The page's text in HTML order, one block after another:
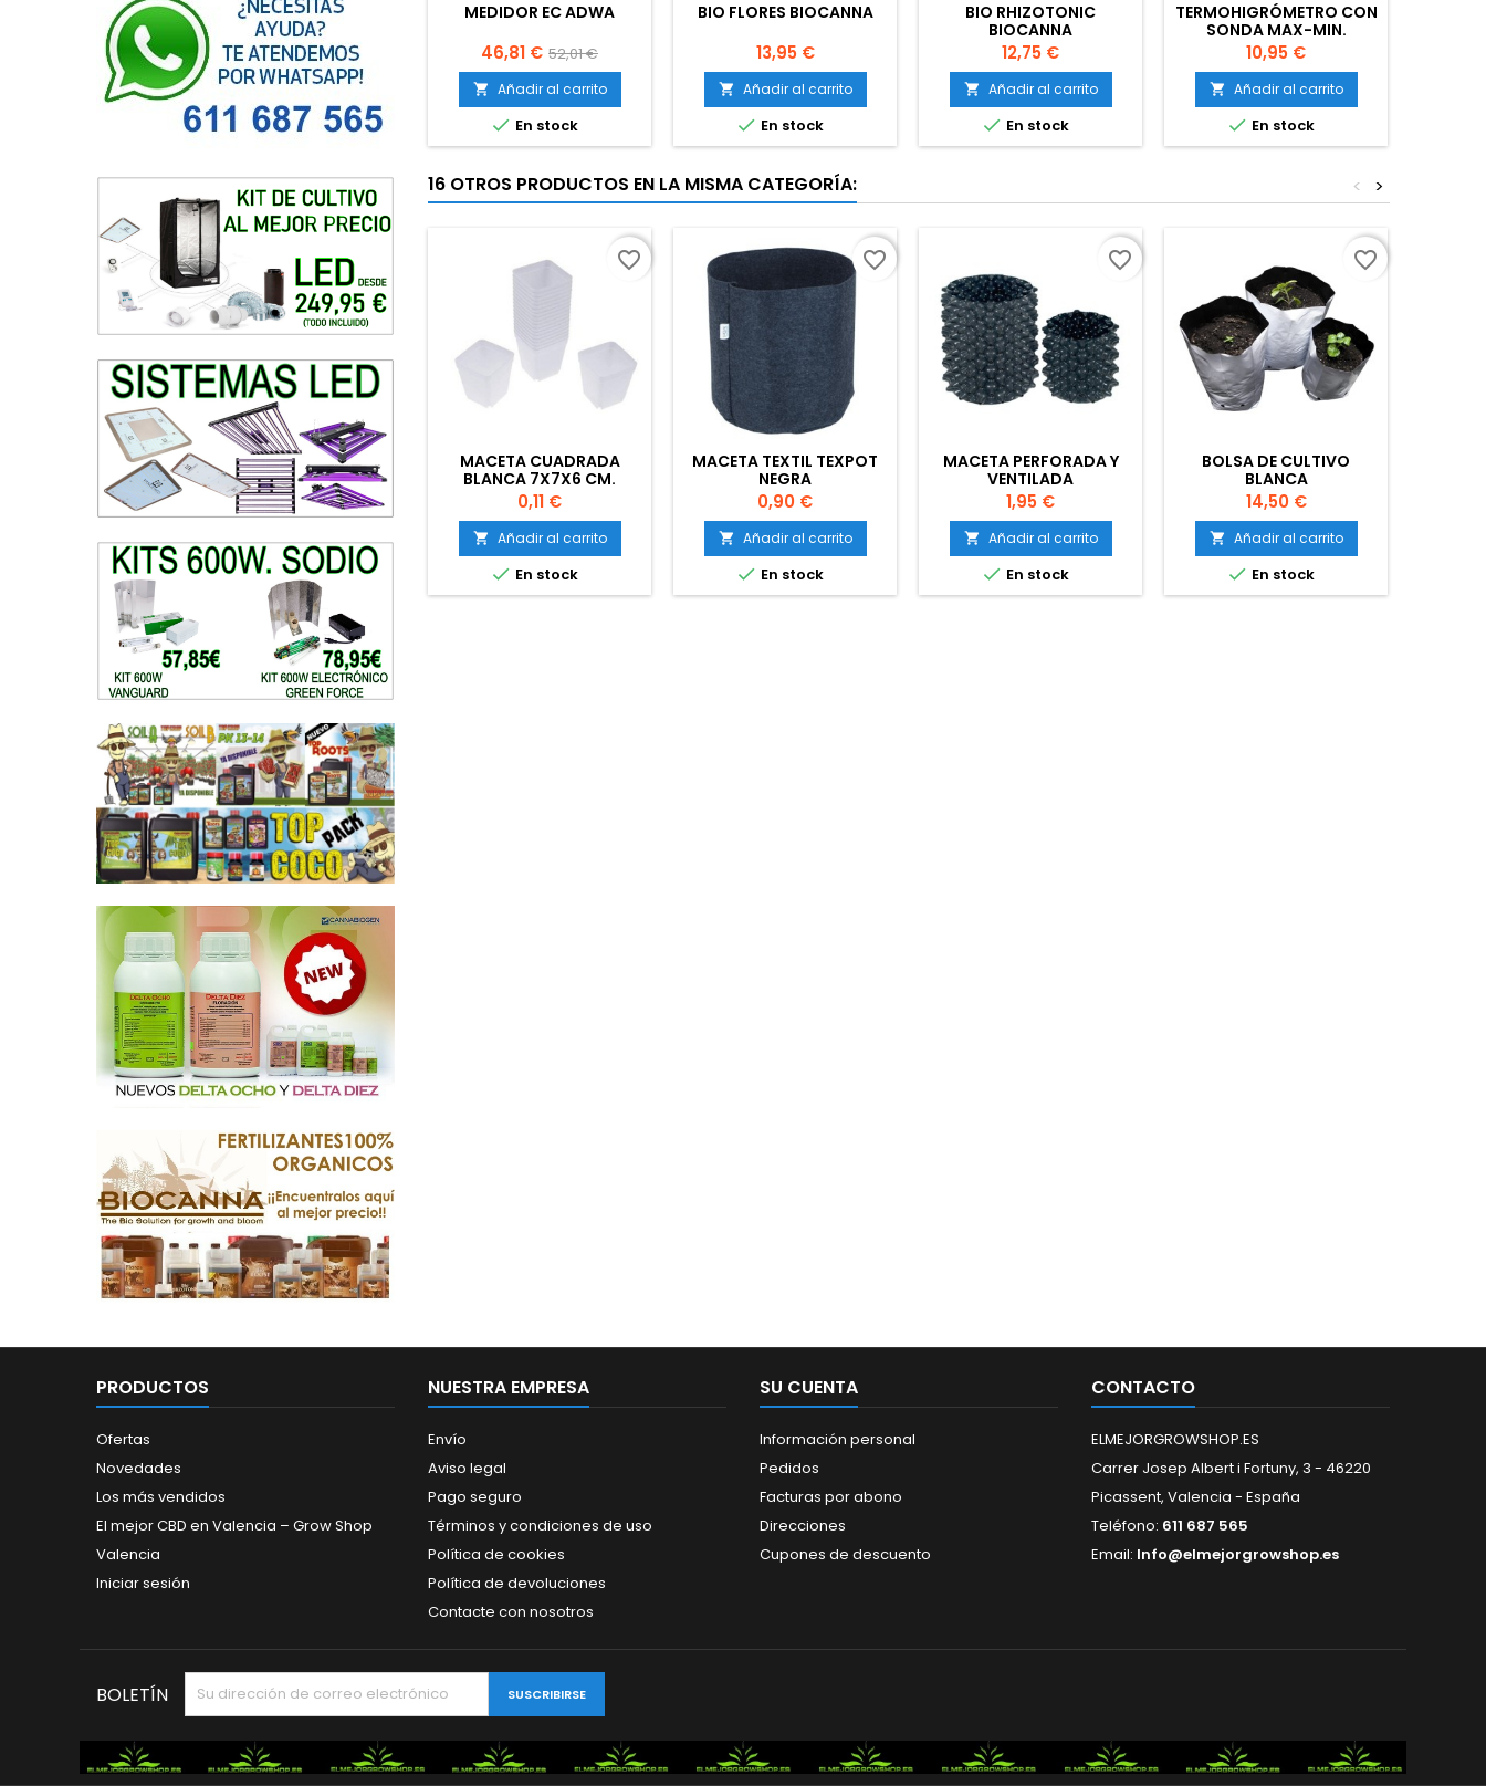
MEDIDOR EC ADWA
Precio
46,81 € Precio
base
52,01 €
 Añadir al carrito
 En stock
BIO FLORES BIOCANNA
Precio
13,95 €
 Añadir al carrito
 En stock
BIO RHIZOTONIC
BIOCANNA
Precio
12,75 €
 Añadir al carrito
 En stock
TERMOHIGRÓMETRO CON
SONDA MAX-MIN.
Precio
10,95 €
 Añadir al carrito
 En stock
16 OTROS PRODUCTOS EN LA MISMA CATEGORÍA: >
<
MACETA CUADRADA
BLANCA 7X7X6 CM.
Precio
0,11 €
 Añadir al carrito
 En stock
favorite_border
MACETA TEXTIL TEXPOT
NEGRA
Precio
0,90 €
 Añadir al carrito
 En stock
favorite_border
MACETA PERFORADA Y
VENTILADA
Precio
1,95 €
 Añadir al carrito
 En stock
favorite_border
BOLSA DE CULTIVO
BLANCA
Precio
14,50 €
 Añadir al carrito
 En stock
favorite_border
PRODUCTOS
Ofertas
Novedades
Los más vendidos
El mejor CBD en Valencia – Grow Shop
Valencia
Iniciar sesión
NUESTRA EMPRESA
Envío
Aviso legal
Pago seguro
Términos y condiciones de uso
Política de cookies
Política de devoluciones
Contacte con nosotros
SU CUENTA
Información personal
Pedidos
Facturas por abono
Direcciones
Cupones de descuento
CONTACTO
ELMEJORGROWSHOP.ES
Carrer Josep Albert i Fortuny, 3 - 46220
Picassent, Valencia - España
Teléfono: 611 687 565
Email: Info@elmejorgrowshop.es
BOLETÍN